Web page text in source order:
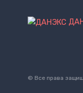
© Все права